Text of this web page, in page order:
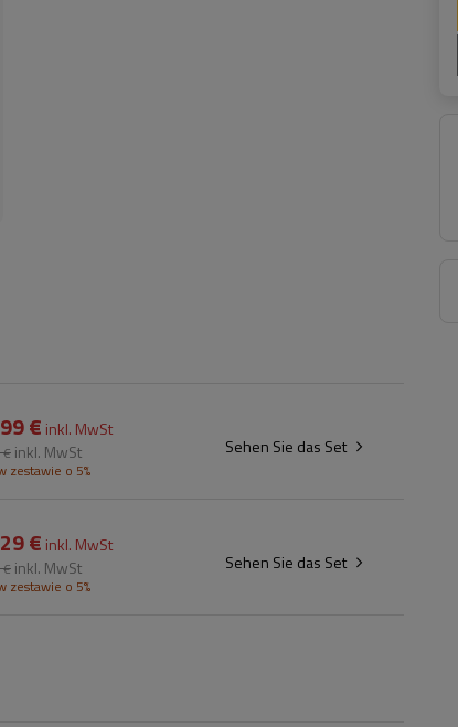
€ inkl. MwSt
€ inkl. MwSt
zestawie o 5%
Sehen Sie das Set
€ inkl. MwSt
€ inkl. MwSt
zestawie o 5%
Sehen Sie das Set